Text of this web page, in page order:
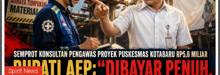
Spirit News